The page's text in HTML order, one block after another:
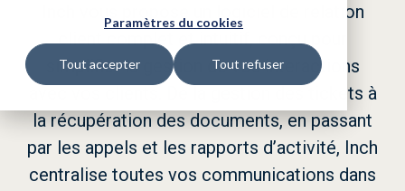
Paramètres du cookies
Tout accepter Tout refuser
Automatiser la saisie comptable
Tenir des assemblées générales
Grands propriétaires
Vous êtes administrateur de biens,
bailleur social ou property manager,
n'hésitez pas à prendre contact
avec notre équipe commerciale qui
sera ravie de répondre à toutes
CRM pour SPI
CRM pour ALTAIX
Comment faire son choix parmi
toutes les solutions disponibles et
mesurer leur impact sur l'ensemble
de votre travail ? on vous dit tout
dans notre dernière conférence.
Inch vous propose un logiciel de relation
client complet et intuitif, conçu pour
simplifier la gestion de vos interactions
avec vos clients. De la gestion des tickets à
la récupération des documents, en passant
par les appels et les rapports d’activité, Inch
centralise toutes vos communications dans